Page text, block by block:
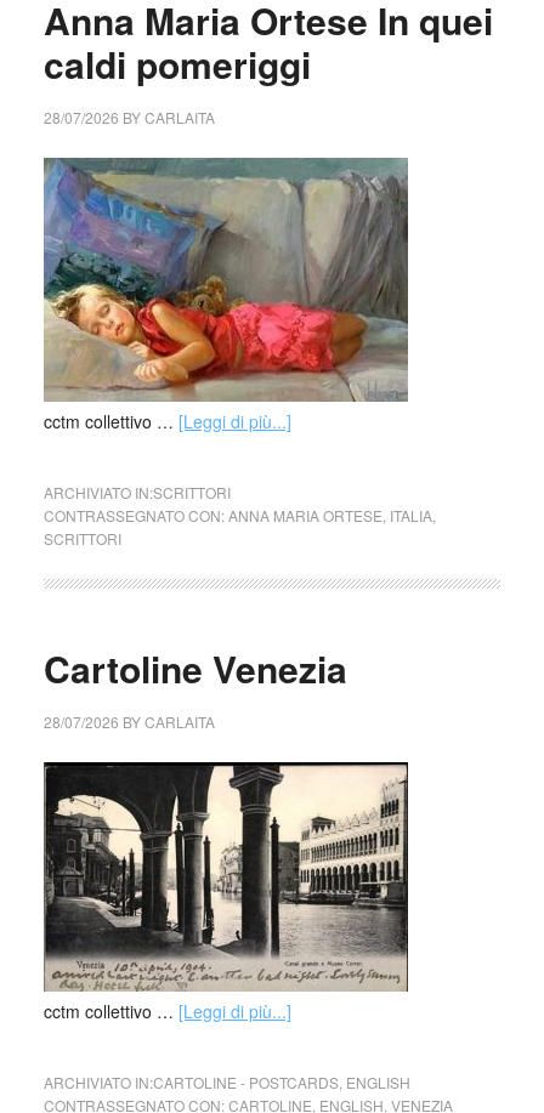
Anna Maria Ortese In quei
caldi pomeriggi
28/07/2026 BYCARLAITA
cctm collettivo … [Leggi di più...]
ARCHIVIATO IN:SCRITTORI
CONTRASSEGNATO CON:ANNA MARIA ORTESE ITALIA,
SCRITTORI
Cartoline Venezia
28/07/2026 BYCARLAITA
cctm collettivo … [Leggi di più...]
ARCHIVIATO IN:CARTOLINE - POSTCARDS, ENGLISH
CONTRASSEGNATO CON:CARTOLINE ENGLISH VENEZIA